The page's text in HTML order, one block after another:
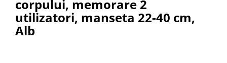
Aspiratoare nazale
Pompe de san
corpului, memorare 2
utilizatori, manseta 22-40 cm,
Alb